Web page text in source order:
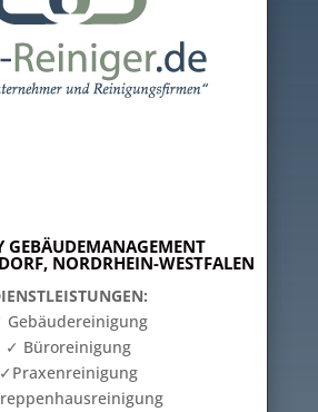
GEBÄUDEMANAGEMENT
NORDRHEIN-WESTFALEN
Gebäudereinigung
✓ Büroreinigung
✓Praxenreinigung